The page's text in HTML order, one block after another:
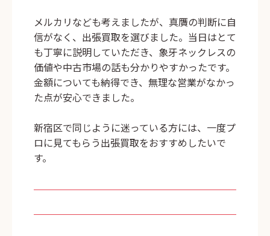
メルカリなども考えましたが、真贋の判断に自
信がなく、出張買取を選びました。当日はとて
も丁寧に説明していただき、象牙ネックレスの
価値や中古市場の話も分かりやすかったです。
金額についても納得でき、無理な営業がなかっ
た点が安心できました。
新宿区で同じように迷っている方には、一度プ
ロに見てもらう出張買取をおすすめしたいで
す。